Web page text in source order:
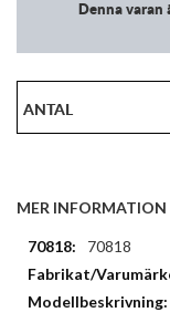
Denna
ANTAL
MER INFORMATION
Mer
information
70818